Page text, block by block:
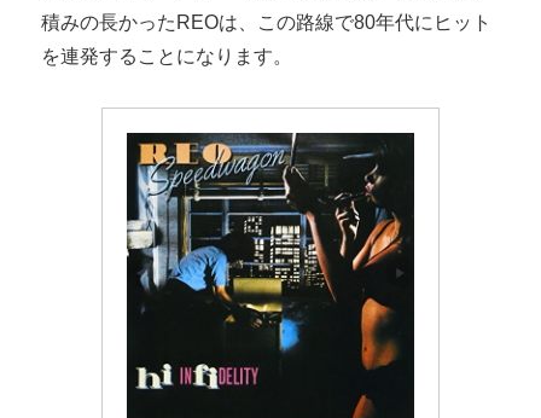
積みの長かったREOは、この路線で80年代にヒット
を連発することになります。